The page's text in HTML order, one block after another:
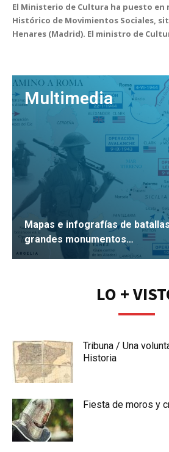
El Ministerio de Cultura ha puesto en
Histórico de Movimientos Sociales,
Henares (Madrid). El ministro de
Multimedia
Mapas e infografías de
grandes monumentos…
LO +
Tribuna / Una
Historia
Fiesta de moros y